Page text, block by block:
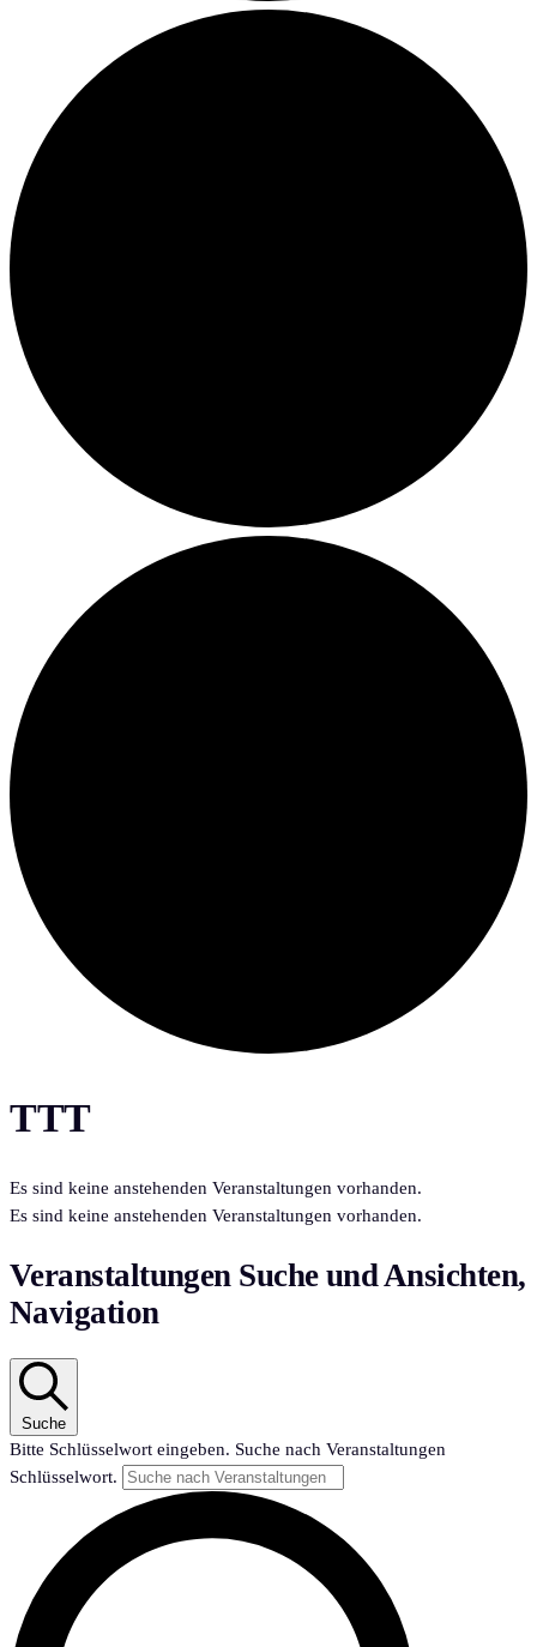
TTT
Es sind keine anstehenden Veranstaltungen vorhanden.
Es sind keine anstehenden Veranstaltungen vorhanden.
Veranstaltungen Suche und Ansichten,
Navigation
Suche
Bitte Schlüsselwort eingeben. Suche nach Veranstaltungen
Schlüsselwort.